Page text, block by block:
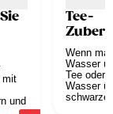
mit
und
Tee-
Wenn
Wasser
Tee oder
Wasser